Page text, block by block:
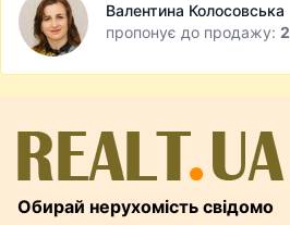
Валентина Колосовська
пропонує до продажу: 2
Обирай нерухомість свідомо